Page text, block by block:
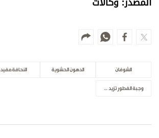
الشوفان الدهون الحشوية النحافة مفيدة
وجبة الفطور تزيد فرص الرشاقة